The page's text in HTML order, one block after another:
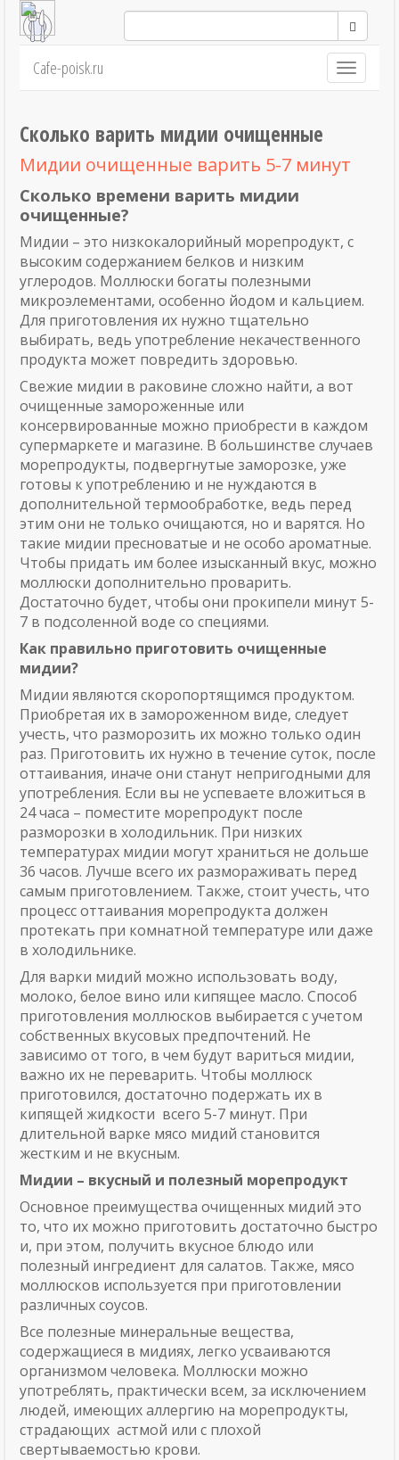
Навигация
Cafe-poisk.ru
Сколько варить мидии очищенные
Мидии очищенные варить 5-7 минут
Сколько времени варить мидии
очищенные?
Мидии – это низкокалорийный морепродукт, с
высоким содержанием белков и низким
углеродов. Моллюски богаты полезными
микроэлементами, особенно йодом и кальцием.
Для приготовления их нужно тщательно
выбирать, ведь употребление некачественного
продукта может повредить здоровью.
Свежие мидии в раковине сложно найти, а вот
очищенные замороженные или
консервированные можно приобрести в каждом
супермаркете и магазине. В большинстве случаев
морепродукты, подвергнутые заморозке, уже
готовы к употреблению и не нуждаются в
дополнительной термообработке, ведь перед
этим они не только очищаются, но и варятся. Но
такие мидии пресноватые и не особо ароматные.
Чтобы придать им более изысканный вкус, можно
моллюски дополнительно проварить.
Достаточно будет, чтобы они прокипели минут 5-
7 в подсоленной воде со специями.
Как правильно приготовить очищенные
мидии?
Мидии являются скоропортящимся продуктом.
Приобретая их в замороженном виде, следует
учесть, что разморозить их можно только один
раз. Приготовить их нужно в течение суток, после
оттаивания, иначе они станут непригодными для
употребления. Если вы не успеваете вложиться в
24 часа – поместите морепродукт после
разморозки в холодильник. При низких
температурах мидии могут храниться не дольше
36 часов. Лучше всего их размораживать перед
самым приготовлением. Также, стоит учесть, что
процесс оттаивания морепродукта должен
протекать при комнатной температуре или даже
в холодильнике.
Для варки мидий можно использовать воду,
молоко, белое вино или кипящее масло. Способ
приготовления моллюсков выбирается с учетом
собственных вкусовых предпочтений. Не
зависимо от того, в чем будут вариться мидии,
важно их не переварить. Чтобы моллюск
приготовился, достаточно подержать их в
кипящей жидкости всего 5-7 минут. При
длительной варке мясо мидий становится
жестким и не вкусным.
Мидии – вкусный и полезный морепродукт
Основное преимущества очищенных мидий это
то, что их можно приготовить достаточно быстро
и, при этом, получить вкусное блюдо или
полезный ингредиент для салатов. Также, мясо
моллюсков используется при приготовлении
различных соусов.
Все полезные минеральные вещества,
содержащиеся в мидиях, легко усваиваются
организмом человека. Моллюски можно
употреблять, практически всем, за исключением
людей, имеющих аллергию на морепродукты,
страдающих астмой или с плохой
свертываемостью крови.